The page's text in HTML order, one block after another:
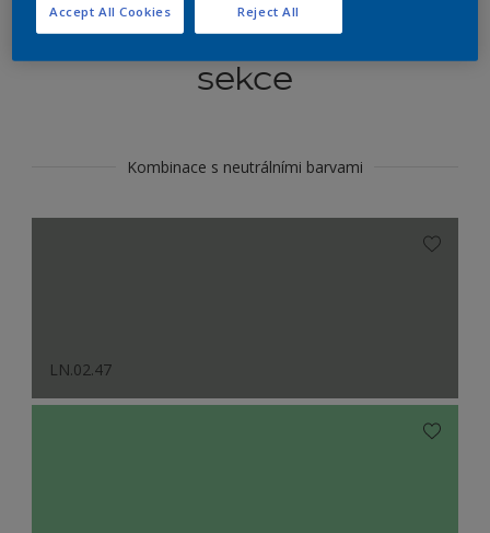
Koordinovat barevné
sekce
Kombinace s neutrálními barvami
LN.02.47
Reject All
Accept All Cookies